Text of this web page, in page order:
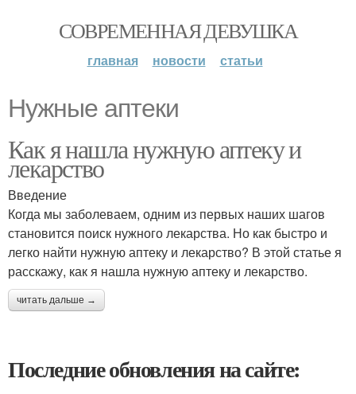
СОВРЕМЕННАЯ ДЕВУШКА
главная новости статьи
Нужные аптеки
Как я нашла нужную аптеку и
лекарство
Введение
Когда мы заболеваем, одним из первых наших шагов
становится поиск нужного лекарства. Но как быстро и
легко найти нужную аптеку и лекарство? В этой статье я
расскажу, как я нашла нужную аптеку и лекарство.
читать дальше →
Последние обновления на сайте: